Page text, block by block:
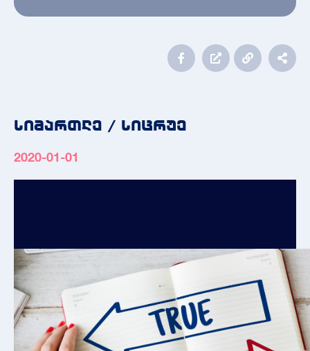
სიმართლე / სიცრუე
2020-01-01